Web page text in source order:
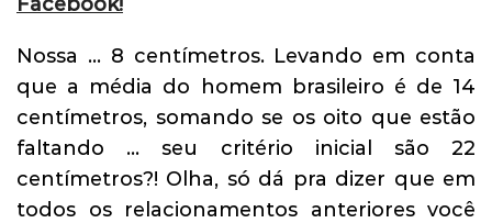
Nossa … 8 centímetros. Levando em conta
que a média do homem brasileiro é de 14
centímetros, somando se os oito que estão
faltando … seu critério inicial são 22
centímetros?! Olha, só dá pra dizer que em
todos os relacionamentos anteriores você